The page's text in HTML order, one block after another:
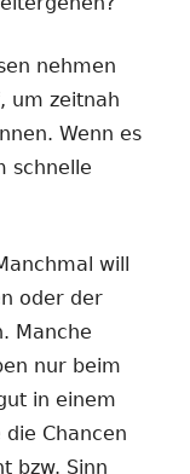
nehmen
um zeitnah
Wenn es
schnelle
will
oder der
Manche
nur beim
in einem
Chancen
bzw. Sinn